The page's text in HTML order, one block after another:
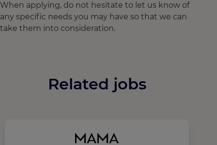
When applying, do not hesitate to let us know of
any specific needs you may have so that we can
take them into consideration.
Related jobs